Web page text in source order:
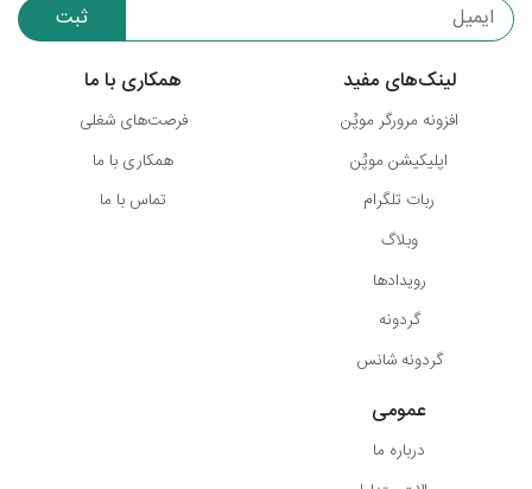
ثبت
لینک‌های مفید
افزونه مرورگر موپُن
اپلیکیشن موپُن
ربات تلگرام
وبلاگ
رویدادها
گردونه
گردونه شانس
همکاری با ما
فرصت‌های شغلی
همکاری با ما
تماس با ما
عمومی
درباره ما